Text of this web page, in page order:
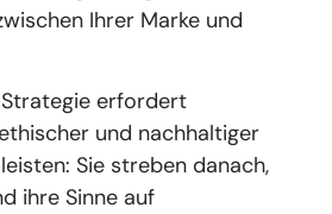
Ihrer Marke und
erfordert
und nachhaltiger
Sie streben danach,
ihre Sinne auf